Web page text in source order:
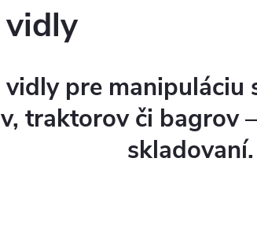
vidly
vidly pre manipuláciu
traktorov či bagrov
skladovaní.